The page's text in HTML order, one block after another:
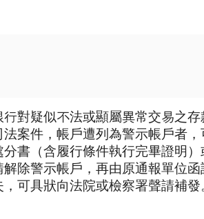
對疑似不法或顯屬異常交易之
案件，帳戶遭列為警示帳戶者
書（含履行條件執行完畢證明
除警示帳戶，再由原通報單位
可具狀向法院或檢察署聲請補發